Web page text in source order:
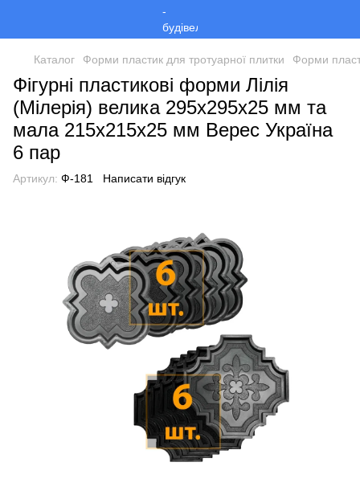
Каталог Форми пластик для тротуарної плитки Форми
Фігурні пластикові форми Лілія
(Мілерія) велика 295х295х25 мм та
мала 215х215х25 мм Верес Україна
6 пар
Артикул: Ф-181 Написати відгук